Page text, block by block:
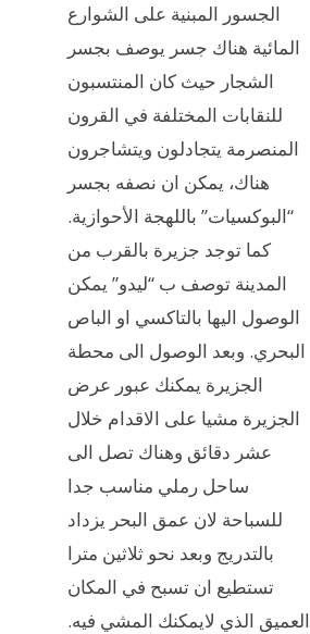
الجسور المبنية على الشوارع
المائية هناك جسر يوصف بجسر
الشجار حيث كان المنتسبون
للنقابات المختلفة في القرون
المنصرمة يتجادلون ويتشاجرون
هناك، يمكن ان نصفه بجسر
“البوكسيات” باللهجة الأحوازية.
كما توجد جزيرة بالقرب من
المدينة توصف ب “ليدو” يمكن
الوصول اليها بالتاكسي او الباص
البحري. وبعد الوصول الى محطة
الجزيرة يمكنك عبور عرض
الجزيرة مشيا على الاقدام خلال
عشر دقائق وهناك تصل الى
ساحل رملي مناسب جدا
للسباحة لان عمق البحر يزداد
بالتدريج وبعد نحو ثلاثين مترا
تستطيع ان تسبح في المكان
العميق الذي لايمكنك المشي فيه.